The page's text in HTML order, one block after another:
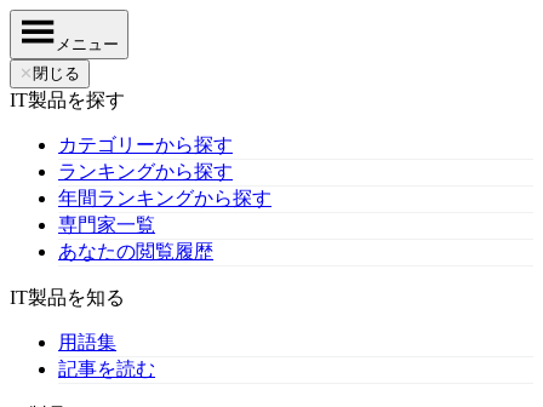
メニュー
✕ 閉じる
IT製品を探す
カテゴリーから探す
ランキングから探す
年間ランキングから探す
専門家一覧
あなたの閲覧履歴
IT製品を知る
用語集
記事を読む